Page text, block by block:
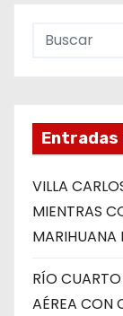
VILLA
MIENTRAS
MARIHUANA
RÍO
AÉREA CON